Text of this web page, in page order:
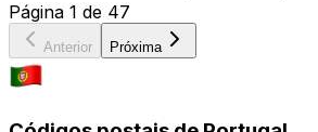
Página 1 de 47
Anterior Próxima